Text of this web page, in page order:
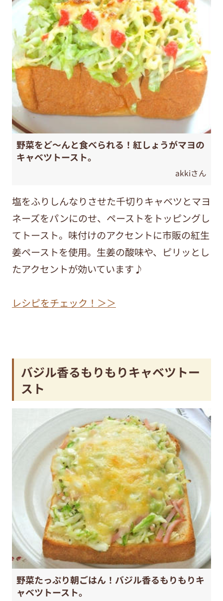
野菜をど〜んと食べられる！紅しょうがマヨの
キャベツトースト。
akkiさん
塩をふりしんなりさせた千切りキャベツとマヨ
ネーズをパンにのせ、ペーストをトッピングし
てトースト。味付けのアクセントに市販の紅生
姜ペーストを使用。生姜の酸味や、ピリッとし
たアクセントが効いています♪
レシピをチェック！＞＞
バジル香るもりもりキャベツトー
スト
野菜たっぷり朝ごはん！バジル香るもりもりキ
ャベツトースト。